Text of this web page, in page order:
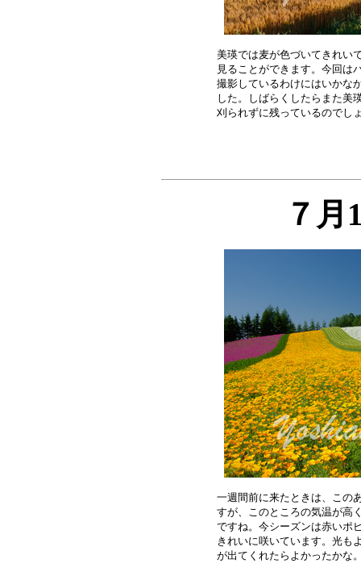
美瑛では麦が色づいてきれい
見ることができます。今回は
撮影しているわけにはいかな
した。しばらくしたらまた美
７月
一週間前に来たときは、この
すが、このところの気温が高
ですね。今シーズンは赤いポ
きれいに咲いています。光も